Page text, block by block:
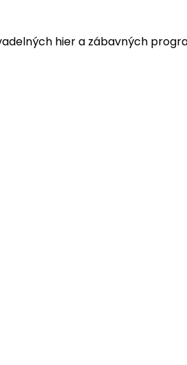
hier a zábavných